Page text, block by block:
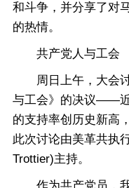
和斗争，并分享了对
的热情。
共产党人与工会
周日上午，大会讨
与工会》的决议——
的支持率创历史新高
此次讨论由美革共执
Trottier)主持。